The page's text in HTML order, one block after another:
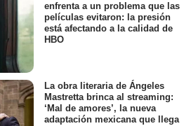
enfrenta a un problema que las
películas evitaron: la presión
está afectando a la calidad de
HBO
La obra literaria de Ángeles
Mastretta brinca al streaming:
‘Mal de amores’, la nueva
adaptación mexicana que llega